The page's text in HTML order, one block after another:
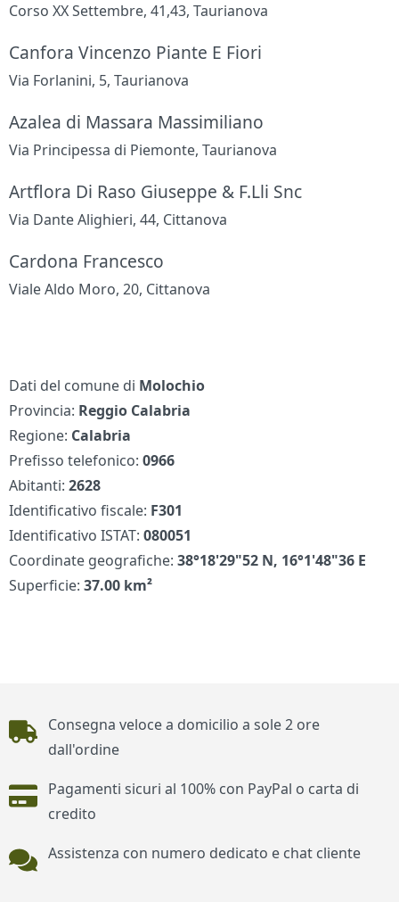
Corso XX Settembre, 41,43, Taurianova
Canfora Vincenzo Piante E Fiori
Via Forlanini, 5, Taurianova
Azalea di Massara Massimiliano
Via Principessa di Piemonte, Taurianova
Artflora Di Raso Giuseppe & F.Lli Snc
Via Dante Alighieri, 44, Cittanova
Cardona Francesco
Viale Aldo Moro, 20, Cittanova
Dati del comune di Molochio
Provincia: Reggio Calabria
Regione: Calabria
Prefisso telefonico:0966
Abitanti:2628
Identificativo fiscale: F301
Identificativo ISTAT:080051
Coordinate geografiche:38°18'29"52 N, 16°1'48"36 E
Superficie:37.00 km²
Piè di pagina
Consegna veloce a domicilio a sole 2 ore
dall'ordine
Pagamenti sicuri al 100% con PayPal o carta di
credito
Assistenza con numero dedicato e chat cliente